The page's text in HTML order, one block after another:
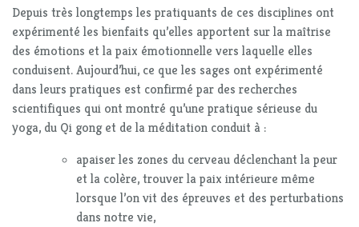
Depuis très longtemps les pratiquants de ces disciplines ont
expérimenté les bienfaits qu’elles apportent sur la maîtrise
des émotions et la paix émotionnelle vers laquelle elles
conduisent. Aujourd’hui, ce que les sages ont expérimenté
dans leurs pratiques est confirmé par des recherches
scientifiques qui ont montré qu’une pratique sérieuse du
yoga, du Qi gong et de la méditation conduit à :
apaiser les zones du cerveau déclenchant la peur
et la colère, trouver la paix intérieure même
lorsque l’on vit des épreuves et des perturbations
dans notre vie,